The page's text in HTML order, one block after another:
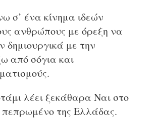
σ’ ένα κίνημα ιδεών
ανθρώπους με όρεξη να
δημιουργικά με την
από σόγια και
λέει ξεκάθαρα Ναι στο
της Ελλάδας.